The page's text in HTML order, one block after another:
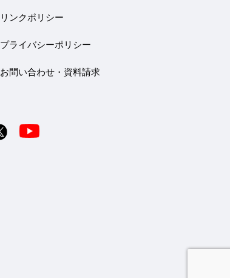
リンクポリシー
プライバシーポリシー
お問い合わせ・資料請求